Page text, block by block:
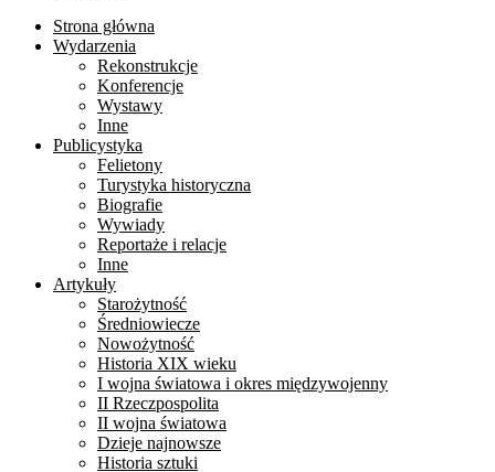
Strona główna
Wydarzenia
Rekonstrukcje
Konferencje
Wystawy
Inne
Publicystyka
Felietony
Turystyka historyczna
Biografie
Wywiady
Reportaże i relacje
Inne
Artykuły
Starożytność
Średniowiecze
Nowożytność
Historia XIX wieku
I wojna światowa i okres międzywojenny
II Rzeczpospolita
II wojna światowa
Dzieje najnowsze
Historia sztuki